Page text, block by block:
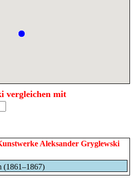
vergleichen mit
Aleksander Gryglewski
(1861–1867)